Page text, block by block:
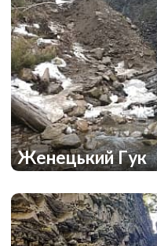
Женецький Гук
1 1